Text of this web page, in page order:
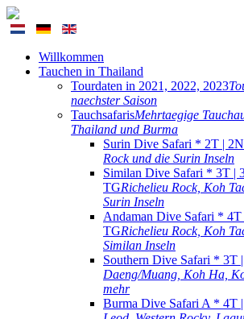
Willkommen
Tauchen in Thailand
Tourdaten in 2021, 2022, 2023
naechster Saison
TauchsafarisMehrtaegige
Thailand und Burma
Surin Dive Safari * 2T |
Rock und die Surin Inseln
Similan Dive Safari * 3T |
TGRichelieu Rock, Koh
Surin Inseln
Andaman Dive Safari * 4T
TGRichelieu Rock, Koh
Similan Inseln
Southern Dive Safari * 3T
Daeng/Muang, Koh Ha,
mehr
Burma Dive Safari A * 4T